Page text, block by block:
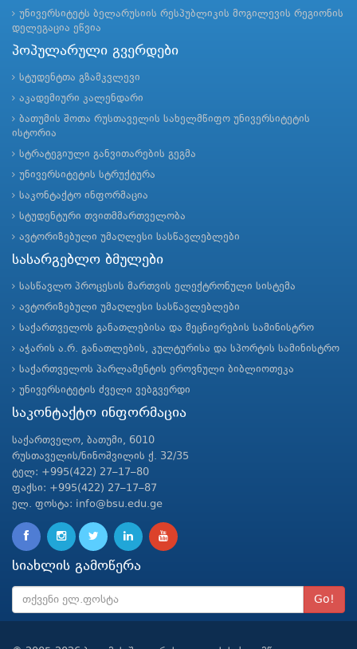
უნივერსიტეტს ბელარუსიის რესპუბლიკის მოგილევის რეგიონის
დელეგაცია ეწვია
პოპულარული გვერდები
სტუდენტთა გზამკვლევი
აკადემიური კალენდარი
ბათუმის შოთა რუსთაველის სახელმწიფო უნივერსიტეტის
ისტორია
სტრატეგიული განვითარების გეგმა
უნივერსიტეტის სტრუქტურა
საკონტაქტო ინფორმაცია
სტუდენტური თვითმმართველობა
ავტორიზებული უმაღლესი სასწავლებლები
სასარგებლო ბმულები
სასწავლო პროცესის მართვის ელექტრონული სისტემა
ავტორიზებული უმაღლესი სასწავლებლები
საქართველოს განათლებისა და მეცნიერების სამინისტრო
აჭარის ა.რ. განათლების, კულტურისა და სპორტის სამინისტრო
საქართველოს პარლამენტის ეროვნული ბიბლიოთეკა
უნივერსიტეტის ძველი ვებგვერდი
საკონტაქტო ინფორმაცია
საქართველო, ბათუმი, 6010
რუსთაველის/ნინოშვილის ქ. 32/35
ტელ: +995(422) 27–17–80
ფაქსი: +995(422) 27–17–87
ელ. ფოსტა: info@bsu.edu.ge
სიახლის გამოწერა
Go!